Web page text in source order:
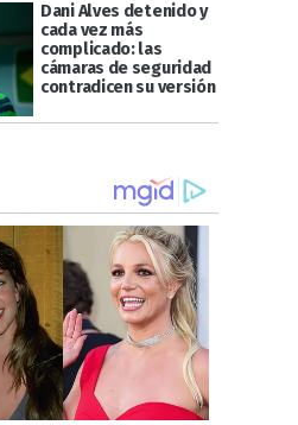
Dani Alves detenido y
cada vez más
complicado: las
cámaras de seguridad
contradicen su versión